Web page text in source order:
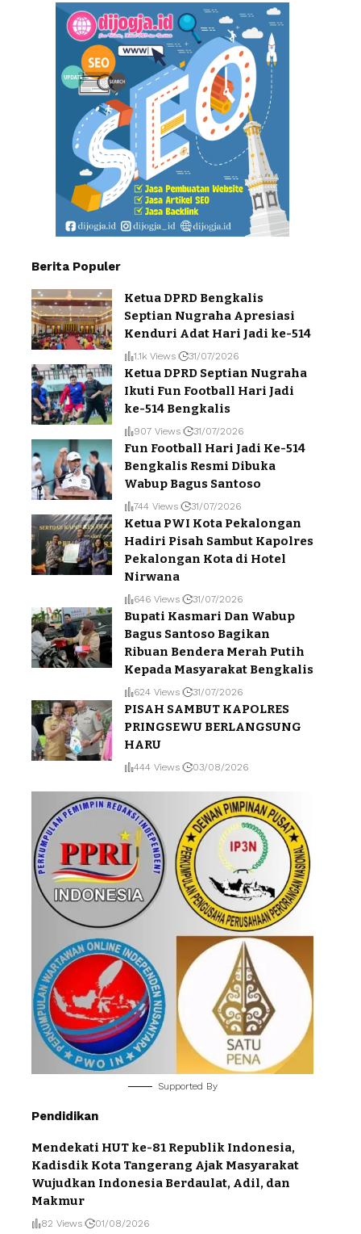
Berita Populer
Ketua DPRD Bengkalis
Septian Nugraha Apresiasi
Kenduri Adat Hari Jadi ke-514
1.1k Views 31/07/2026
Ketua DPRD Septian Nugraha
Ikuti Fun Football Hari Jadi
ke-514 Bengkalis
907 Views 31/07/2026
Fun Football Hari Jadi Ke-514
Bengkalis Resmi Dibuka
Wabup Bagus Santoso
744 Views 31/07/2026
Ketua PWI Kota Pekalongan
Hadiri Pisah Sambut Kapolres
Pekalongan Kota di Hotel
Nirwana
646 Views 31/07/2026
Bupati Kasmari Dan Wabup
Bagus Santoso Bagikan
Ribuan Bendera Merah Putih
Kepada Masyarakat Bengkalis
624 Views 31/07/2026
PISAH SAMBUT KAPOLRES
PRINGSEWU BERLANGSUNG
HARU
444 Views 03/08/2026
Supported By
Pendidikan
Mendekati HUT ke-81 Republik Indonesia,
Kadisdik Kota Tangerang Ajak Masyarakat
Wujudkan Indonesia Berdaulat, Adil, dan
Makmur
82 Views 01/08/2026